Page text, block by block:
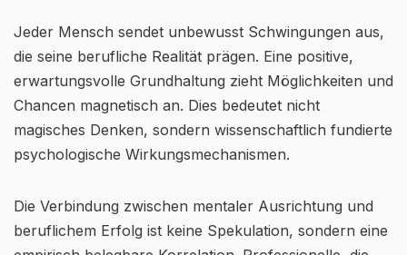
Jeder Mensch sendet unbewusst Schwingungen aus,
die seine berufliche Realität prägen. Eine positive,
erwartungsvolle Grundhaltung zieht Möglichkeiten und
Chancen magnetisch an. Dies bedeutet nicht
magisches Denken, sondern wissenschaftlich fundierte
psychologische Wirkungsmechanismen.
Die Verbindung zwischen mentaler Ausrichtung und
beruflichem Erfolg ist keine Spekulation, sondern eine